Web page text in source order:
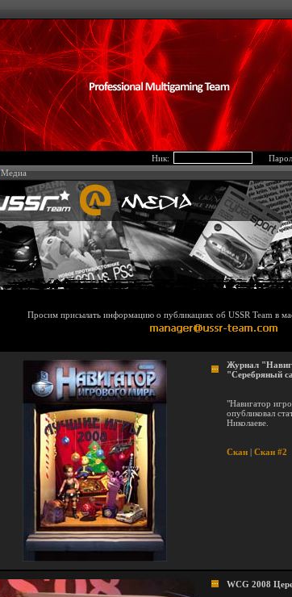
Ник:
Медиа
Просим присылать информацию о публикациях об USSR Team в
Журнал
"Серебряный
"Навигатор
опубликовал
Николаеве.
Скан | Скан #2
WCG 2008